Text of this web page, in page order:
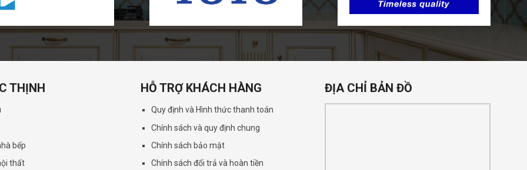
THỊNH
bếp
thất
HỖ TRỢ KHÁCH HÀNG
Quy định và Hình thức thanh toán
Chính sách và quy định chung
Chính sách bảo mật
Chính sách đổi trả và hoàn tiền
ĐỊA CHỈ BẢN ĐỒ